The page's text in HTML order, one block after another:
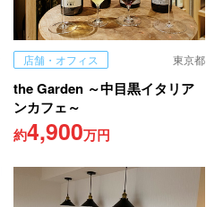
店舗・オフィス 東京都
the Garden ～中目黒イタリア
ンカフェ～
約4,900万円